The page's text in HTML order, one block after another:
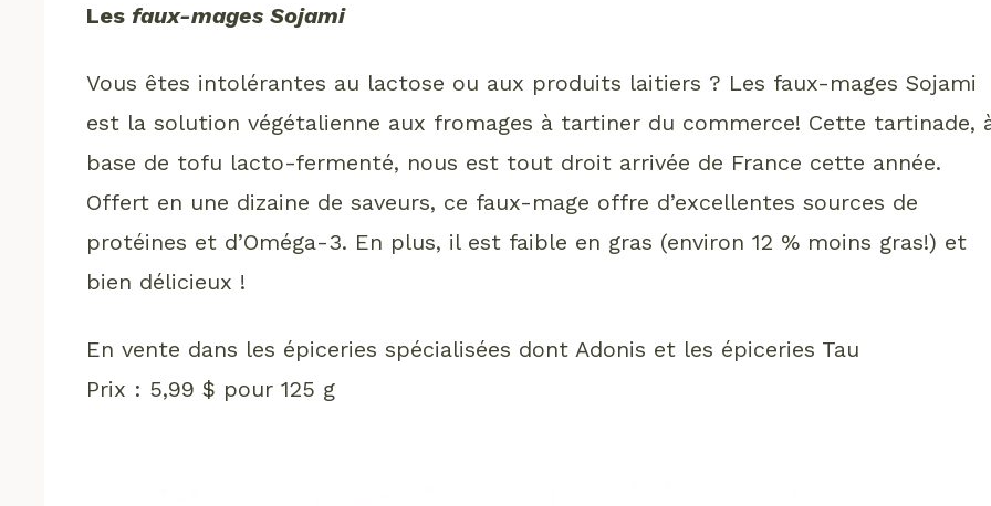
Les faux-mages Sojami
Vous êtes intolérantes au lactose ou aux produits laitiers ? Les faux-mages Sojami
est la solution végétalienne aux fromages à tartiner du commerce! Cette tartinade,
base de tofu lacto-fermenté, nous est tout droit arrivée de France cette année.
Offert en une dizaine de saveurs, ce faux-mage offre d’excellentes sources de
protéines et d’Oméga-3. En plus, il est faible en gras (environ 12 % moins gras!) et
bien délicieux !
En vente dans les épiceries spécialisées dont Adonis et les épiceries Tau
Prix : 5,99 $ pour 125 g